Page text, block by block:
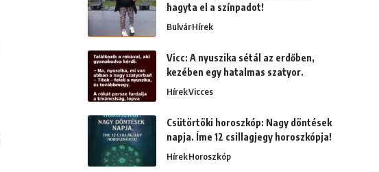
hagyta el a színpadot!
BulvárHírek
Vicc: A nyuszika sétál az erdőben,
kezében egy hatalmas szatyor.
HírekVicces
Csütörtöki horoszkóp: Nagy döntések
napja. Íme 12 csillagjegy horoszkópja!
HírekHoroszkóp